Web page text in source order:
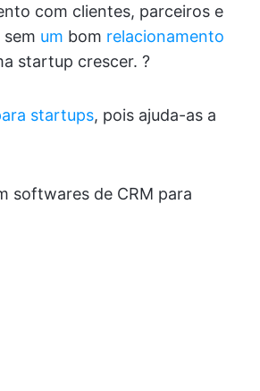
com clientes, parceiros e
um bom relacionamento
startup crescer. ?
startups, pois ajuda-as a
softwares de CRM para